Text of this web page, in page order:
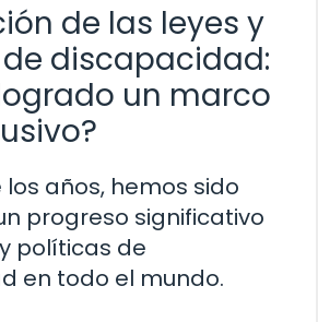
de las leyes y
discapacidad:
un marco
años, hemos sido
progreso significativo
políticas de
en todo el mundo.